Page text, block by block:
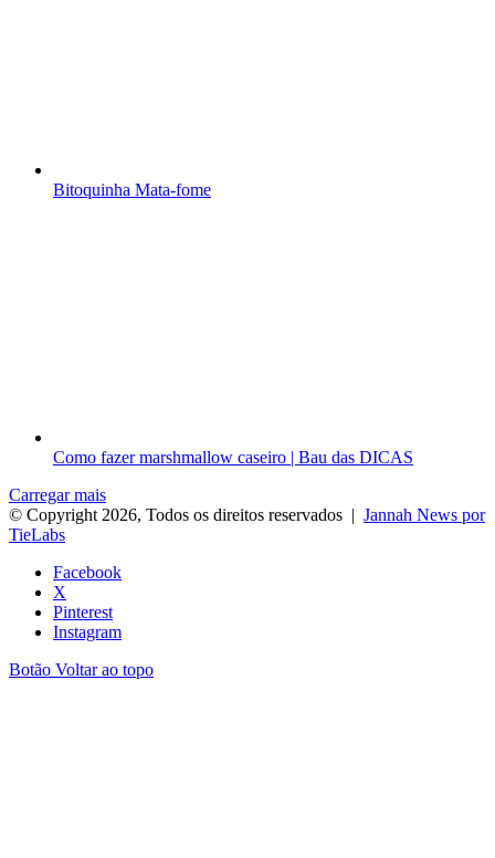
Bitoquinha Mata-fome
Como fazer marshmallow caseiro | Bau das DICAS
Carregar mais
© Copyright 2026, Todos os direitos reservados | Jannah News por
TieLabs
Facebook
X
Pinterest
Instagram
Botão Voltar ao topo